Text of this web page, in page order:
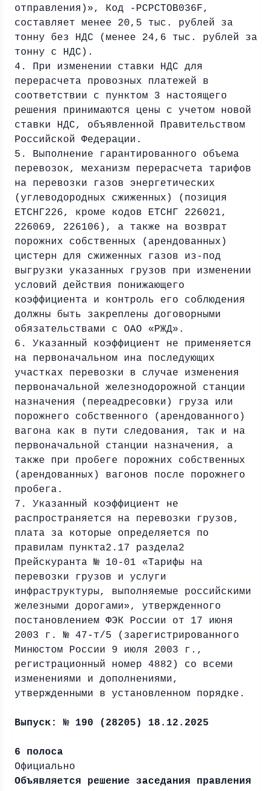
отправления)», Код -PCPCTOB036F,
составляет менее 20,5 тыс. рублей за
тонну без НДС (менее 24,6 тыс. рублей за
тонну с НДС).
4. При изменении ставки НДС для
перерасчета провозных платежей в
соответствии с пунктом 3 настоящего
решения принимаются цены с учетом новой
ставки НДС, объявленной Правительством
Российской Федерации.
5. Выполнение гарантированного объема
перевозок, механизм перерасчета тарифов
на перевозки газов энергетических
(углеводородных сжиженных) (позиция
ЕТСНГ226, кроме кодов ЕТСНГ 226021,
226069, 226106), а также на возврат
порожних собственных (арендованных)
цистерн для сжиженных газов из-под
выгрузки указанных грузов при изменении
условий действия понижающего
коэффициента и контроль его соблюдения
должны быть закреплены договорными
обязательствами с ОАО «РЖД».
6. Указанный коэффициент не применяется
на первоначальном ина последующих
участках перевозки в случае изменения
первоначальной железнодорожной станции
назначения (переадресовки) груза или
порожнего собственного (арендованного)
вагона как в пути следования, так и на
первоначальной станции назначения, а
также при пробеге порожних собственных
(арендованных) вагонов после порожнего
пробега.
7. Указанный коэффициент не
распространяется на перевозки грузов,
плата за которые определяется по
правилам пункта2.17 раздела2
Прейскуранта № 10-01 «Тарифы на
перевозки грузов и услуги
инфраструктуры, выполняемые российскими
железными дорогами», утвержденного
постановлением ФЭК России от 17 июня
2003 г. № 47-т/5 (зарегистрированного
Минюстом России 9 июля 2003 г.,
регистрационный номер 4882) со всеми
изменениями и дополнениями,
утвержденными в установленном порядке.
Выпуск: № 190 (28205) 18.12.2025
6 полоса
Официально
Объявляется решение заседания правления